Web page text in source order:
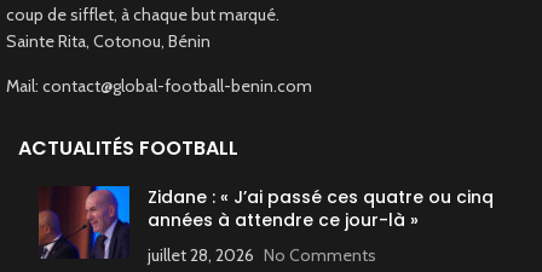
coup de sifflet, à chaque but marqué.
Sainte Rita, Cotonou, Bénin
Mail: contact@global-football-benin.com
ACTUALITÉS FOOTBALL
Zidane : « J’ai passé ces quatre ou cinq
années à attendre ce jour-là »
juillet 28, 2026 No Comments